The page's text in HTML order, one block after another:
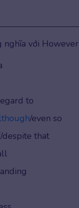
nghĩa với However
to
/even so
despite that